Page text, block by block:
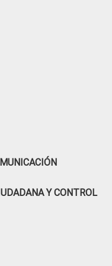
Y CONTROL